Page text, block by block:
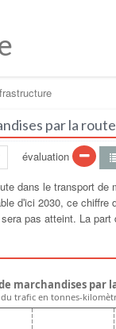
par la
évaluation
dans le transport
dʹici 2030, ce
pas atteint. La
marchandises par
trafic en tonnes-